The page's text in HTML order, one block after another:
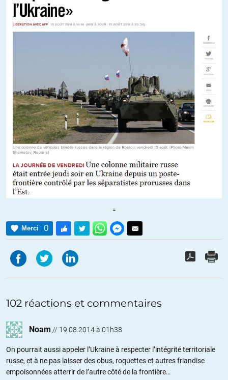
Merci 0
102 réactions et commentaires
Noam // 19.08.2014 à 01h38
On pourrait aussi appeler l’Ukraine à respecter l’intégrité territoriale
russe, et à ne pas laisser des obus, roquettes et autres friandise
empoisonnées atterrir de l’autre côté de la frontière…